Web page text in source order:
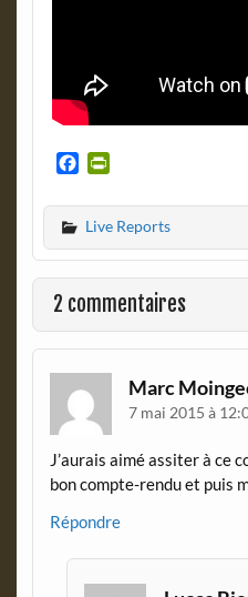
c
e
b
o
o
k
i
n
t
F
r
i
Live Reports
2 commentaires
Marc
7 mai 2015 à
J’aurais aimé assiter à ce
bon compte-rendu et puis
Répondre